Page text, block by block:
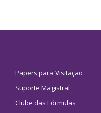
Papers para Visitação
Suporte Magistral
Clube das Fórmulas